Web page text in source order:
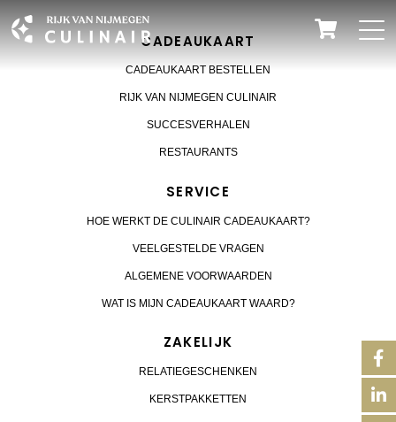
CADEAUKAART
CADEAUKAART BESTELLEN
RIJK VAN NIJMEGEN CULINAIR
SUCCESVERHALEN
RESTAURANTS
SERVICE
HOE WERKT DE CULINAIR CADEAUKAART?
VEELGESTELDE VRAGEN
ALGEMENE VOORWAARDEN
WAT IS MIJN CADEAUKAART WAARD?
ZAKELIJK
RELATIEGESCHENKEN
KERSTPAKKETTEN